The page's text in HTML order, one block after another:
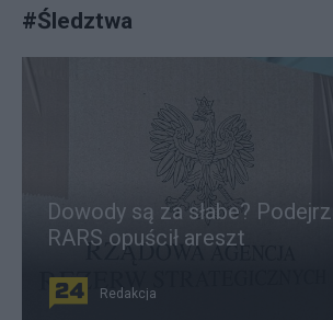
#Śledztwa
Dowody są za słabe?
RARS opuścił areszt
Redakcja